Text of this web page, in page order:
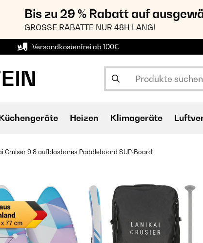
Bis zu 29 % Rabatt auf
GROSSE RABATTE NUR 48H LANG!
Versandkostenfrei ab 100€
Heizen Klimageräte
Cruiser 9.8 aufblasbares Paddleboard SUP-Board